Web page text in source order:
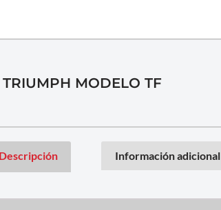
TRIUMPH MODELO TF
Descripción Información adicional